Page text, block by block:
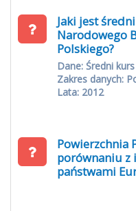
Jaki jest
Narodowego
Polskiego?
Dane: Średni
Zakres danych:
Lata: 2012
Powierzchnia
porównaniu z
państwami